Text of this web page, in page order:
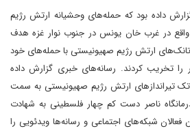
داده بود که حمله‌های وحشیانه ارتش رژیم
واقع در غرب خان یونس در جنوب نوار غزه هدف
ارتش رژیم صهیونیستی با حمله‌های خود
را تخریب کردند. رسانه‌های خبری گزارش داده
تک تیراندازهای ارتش رژیم صهیونیستی به سمت
ناصر دست کم چهار فلسطینی به شهادت
شبکه‌های اجتماعی و رسانه‌ها ویدئویی را